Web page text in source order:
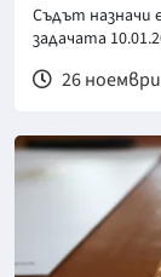
Съдът назначи
задачата
26